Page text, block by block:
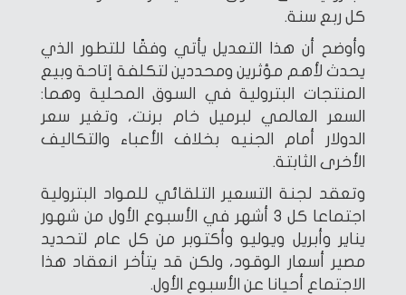
كل ربع سنة.
وأوضح أن هذا التعديل يأتي وفقًا للتطور الذي
يحدث لأهم مؤثرين ومحددين لتكلفة إتاحة وبيع
المنتجات البترولية في السوق المحلية وهما:
السعر العالمي لبرميل خام برنت، وتغير سعر
الدولار أمام الجنيه بخلاف الأعباء والتكاليف
الأخرى الثابتة.
وتعقد لجنة التسعير التلقائي للمواد البترولية
اجتماعا كل 3 أشهر في الأسبوع الأول من شهور
يناير وأبريل ويوليو وأكتوبر من كل عام لتحديد
مصير أسعار الوقود، ولكن قد يتأخر انعقاد هذا
الاجتماع أحيانا عن الأسبوع الأول.